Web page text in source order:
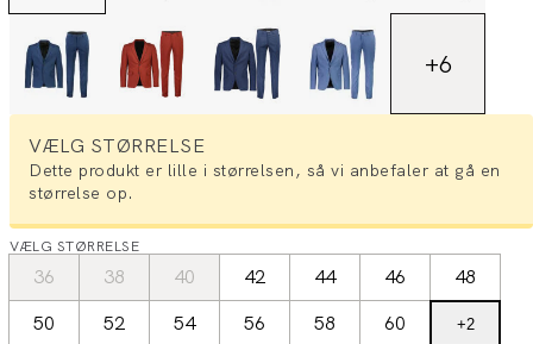
+6
VÆLG STØRRELSE
Dette produkt er lille i størrelsen, så vi anbefaler at gå en
størrelse op.
VÆLG STØRRELSE
36 38 40 42 44 46
48
50
52 54 56 58 60 +2